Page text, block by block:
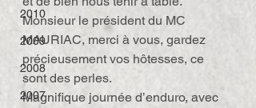
2010
2009
2008
2007
Monsieur le président du MC
MAURIAC, merci à vous, gardez
précieusement vos hôtesses, ce
sont des perles.
Magnifique journée d’enduro, avec